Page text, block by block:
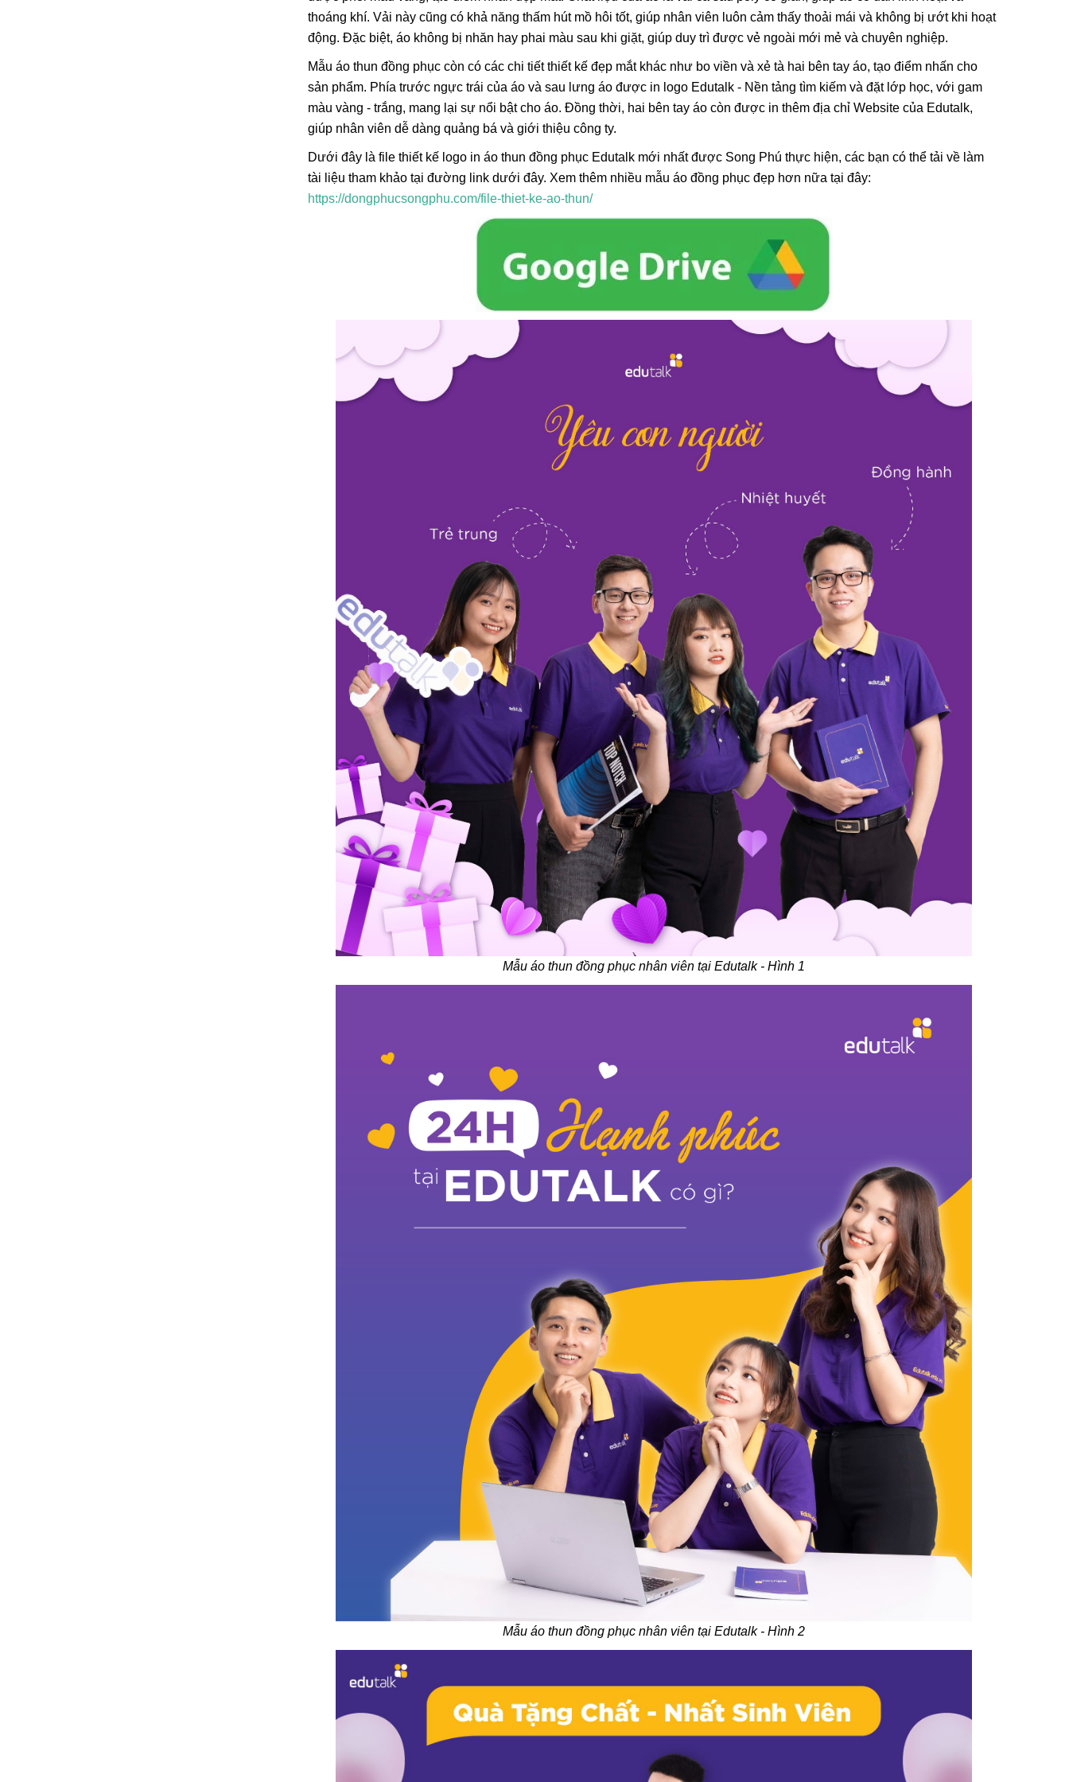
thoáng khí. Vải này cũng có khả năng thấm hút mồ hôi tốt, giúp nhân viên luôn cảm thấy thoải mái và không bị ướt khi hoạt
động. Đặc biệt, áo không bị nhăn hay phai màu sau khi giặt, giúp duy trì được vẻ ngoài mới mẻ và chuyên nghiệp.
Mẫu áo thun đồng phục còn có các chi tiết thiết kế đẹp mắt khác như bo viền và xẻ tà hai bên tay áo, tạo điểm nhấn cho
sản phẩm. Phía trước ngực trái của áo và sau lưng áo được in logo Edutalk - Nền tảng tìm kiếm và đặt lớp học, với gam
màu vàng - trắng, mang lại sự nổi bật cho áo. Đồng thời, hai bên tay áo còn được in thêm địa chỉ Website của Edutalk,
giúp nhân viên dễ dàng quảng bá và giới thiệu công ty.
Dưới đây là file thiết kế logo in áo thun đồng phục Edutalk mới nhất được Song Phú thực hiện, các bạn có thể tải về làm
tài liệu tham khảo tại đường link dưới đây. Xem thêm nhiều mẫu áo đồng phục đẹp hơn nữa tại đây:
https://dongphucsongphu.com/file-thiet-ke-ao-thun/
Mẫu áo thun đồng phục nhân viên tại Edutalk - Hình 1
Mẫu áo thun đồng phục nhân viên tại Edutalk - Hình 2